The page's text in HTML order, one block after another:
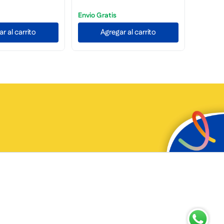
al carrito Agregar al carrito